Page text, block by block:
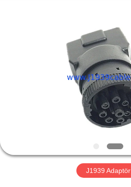
FABRIKA
J1939 Adaptör